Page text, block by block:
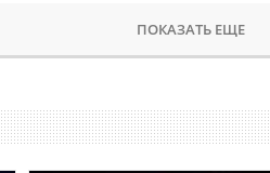
ПОКАЗАТЬ ЕЩЕ